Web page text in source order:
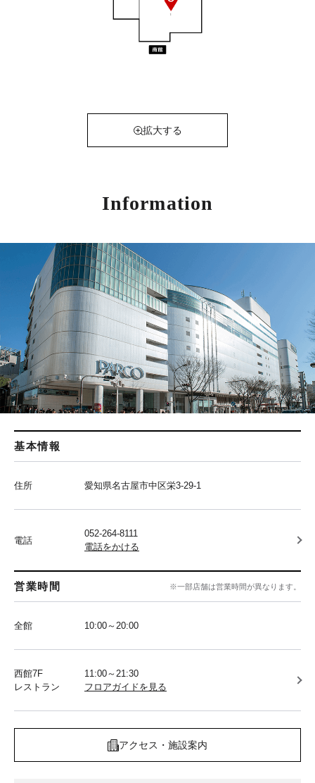
拡大する
Information
基本情報
住所 愛知県名古屋市中区栄3-29-1
電話
052-264-8111
電話をかける
営業時間 ※一部店舗は営業時間が異なります。
全館 10:00～20:00
西館7F
レストラン
11:00～21:30
フロアガイドを見る
アクセス・施設案内